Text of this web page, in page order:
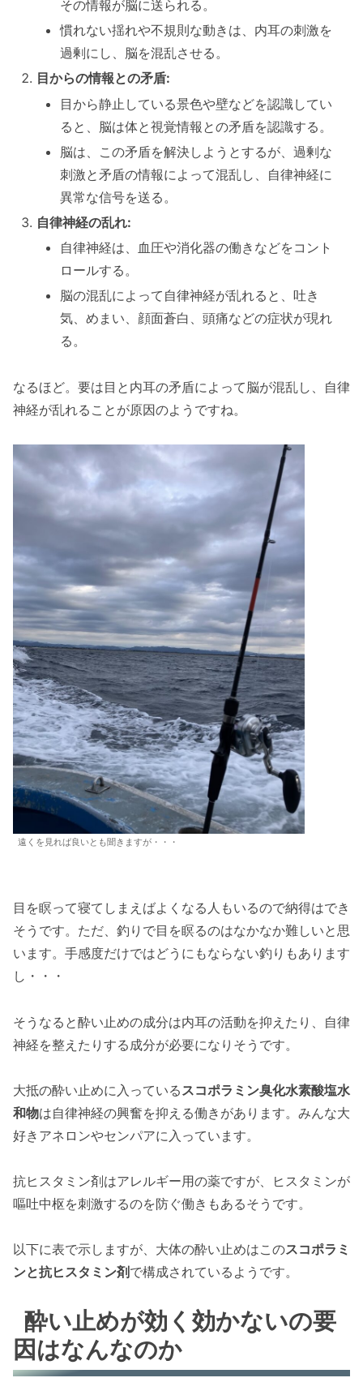
その情報が脳に送られる。
慣れない揺れや不規則な動きは、内耳の刺激を
過剰にし、脳を混乱させる。
目からの情報との矛盾:
目から静止している景色や壁などを認識してい
ると、脳は体と視覚情報との矛盾を認識する。
脳は、この矛盾を解決しようとするが、過剰な
刺激と矛盾の情報によって混乱し、自律神経に
異常な信号を送る。
自律神経の乱れ:
自律神経は、血圧や消化器の働きなどをコント
ロールする。
脳の混乱によって自律神経が乱れると、吐き
気、めまい、顔面蒼白、頭痛などの症状が現れ
る。
なるほど。要は目と内耳の矛盾によって脳が混乱し、自律
神経が乱れることが原因のようですね。
遠くを見れば良いとも聞きますが・・・
目を瞑って寝てしまえばよくなる人もいるので納得はでき
そうです。ただ、釣りで目を瞑るのはなかなか難しいと思
います。手感度だけではどうにもならない釣りもあります
し・・・
そうなると酔い止めの成分は内耳の活動を抑えたり、自律
神経を整えたりする成分が必要になりそうです。
大抵の酔い止めに入っている スコポラミン臭化水素酸塩水
和物は自律神経の興奮を抑える働きがあります。みんな大
好きアネロンやセンパアに入っています。
抗ヒスタミン剤はアレルギー用の薬ですが、ヒスタミンが
嘔吐中枢を刺激するのを防ぐ働きもあるそうです。
以下に表で示しますが、大体の酔い止めはこのスコポラミ
ンと抗ヒスタミン剤で構成されているようです。
酔い止めが効く効かないの要
因はなんなのか